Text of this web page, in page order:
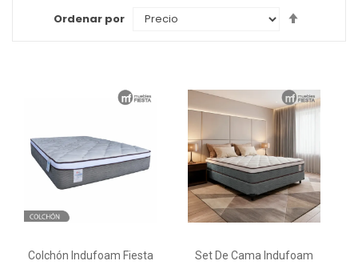
Ordenar por
Colchón Indufoam Fiesta
Set De Cama Indufoam